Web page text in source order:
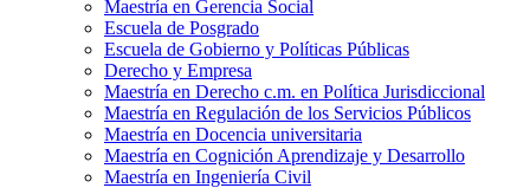
Maestría en Gerencia Social
Escuela de Posgrado
Escuela de Gobierno y Políticas Públicas
Derecho y Empresa
Maestría en Derecho c.m. en Política Jurisdiccional
Maestría en Regulación de los Servicios Públicos
Maestría en Docencia universitaria
Maestría en Cognición Aprendizaje y Desarrollo
Maestría en Ingeniería Civil